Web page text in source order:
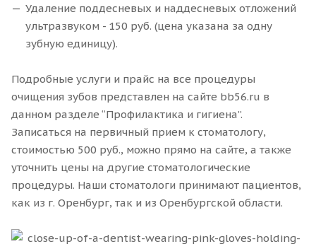
Удаление поддесневых и наддесневых отложений
ультразвуком - 150 руб. (цена указана за одну
зубную единицу).
Подробные услуги и прайс на все процедуры
очищения зубов представлен на сайте bb56.ru в
данном разделе “Профилактика и гигиена”.
Записаться на первичный прием к стоматологу,
стоимостью 500 руб., можно прямо на сайте, а также
уточнить цены на другие стоматологические
процедуры. Наши стоматологи принимают пациентов,
как из г. Оренбург, так и из Оренбургской области.